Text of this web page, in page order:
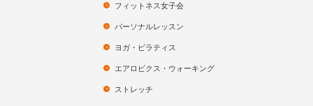
フィットネス女子会
パーソナルレッスン
ヨガ・ピラティス
エアロビクス・ウォーキング
ストレッチ